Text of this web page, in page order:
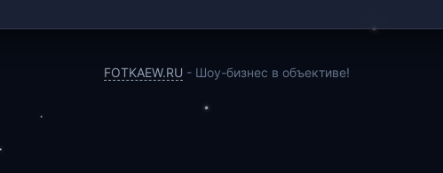
FOTKAEW.RU - Шоу-бизнес в объективе!